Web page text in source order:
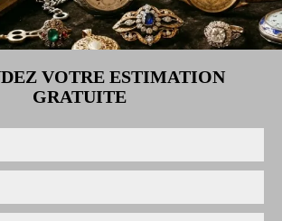
VOTRE ESTIMATION
GRATUITE